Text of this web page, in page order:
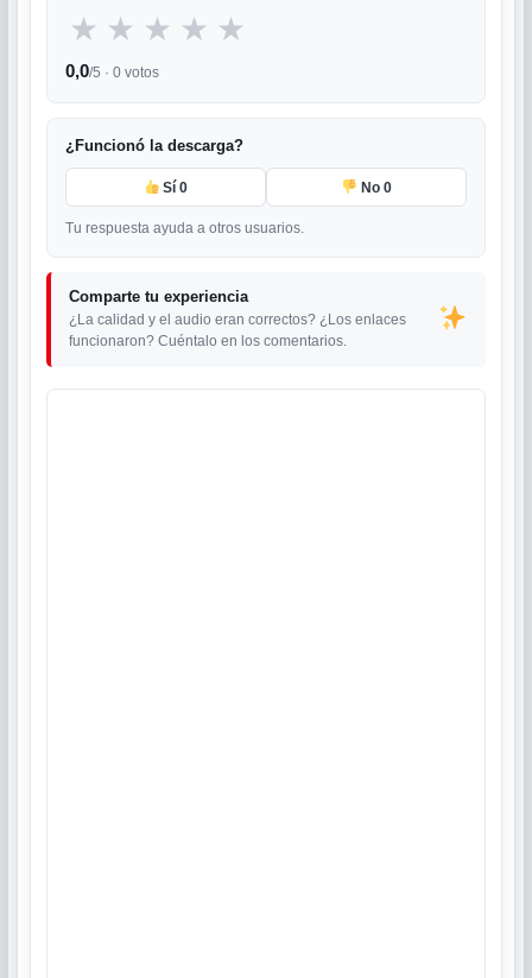
★ ★ ★ ★ ★
0,0/5 · 0 votos
¿Funcionó la descarga?
Sí0 No 0
Tu respuesta ayuda a otros usuarios.
Comparte tu experiencia
¿La calidad y el audio eran correctos? ¿Los enlaces
funcionaron? Cuéntalo en los comentarios.